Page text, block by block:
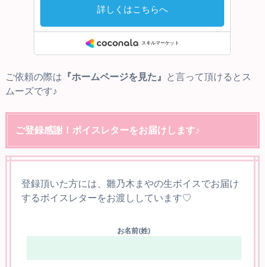
ご依頼の際は 『ホームページを見た』
と言って頂けるとス
ムーズです♪
ご登録感謝！ボイスレターをお届けします♪
登録頂いた方には、雛乃木まやの生ボイスでお届け
するボイスレターをお渡ししています♡
お名前(姓)